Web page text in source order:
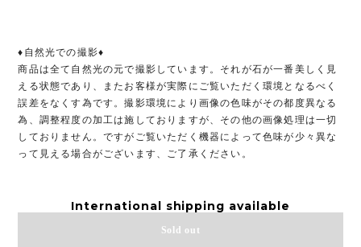
♦︎自然光での撮影♦︎
商品は全て自然光の元で撮影しています。それが石が一番美しく見
える状態であり、またお客様が実際にご覧いただく環境となるべく
誤差をなくす為です。撮影環境により画像の色味がその都度異なる
為、調整程度の加工は施しておりますが、その他の画像処理は一切
しておりません。ですがご覧いただく機器によって色味が少々異な
って見える場合がございます、ご了承ください。
International shipping available
Sold out